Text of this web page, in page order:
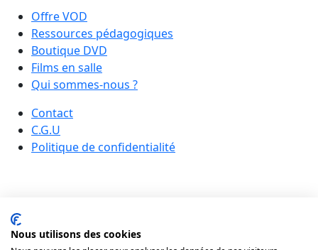
Offre VOD
Ressources pédagogiques
Boutique DVD
Films en salle
Qui sommes-nous ?
Contact
C.G.U
Politique de confidentialité
Nous utilisons des cookies